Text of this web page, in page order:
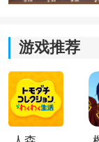
游戏推荐